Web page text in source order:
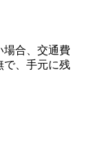
場合、交通費
で、手元に残